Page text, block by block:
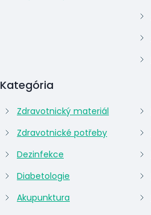
Kategória
Zdravotnický materiál
Zdravotnické potřeby
Dezinfekce
Diabetologie
Akupunktura